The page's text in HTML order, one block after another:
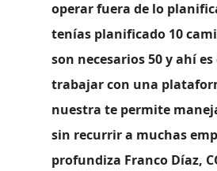
operar fuera de lo
tenías planificado 10
son necesarios 50 y ahí
trabajar con una
nuestra te permite
sin recurrir a muchas
profundiza Franco Díaz,